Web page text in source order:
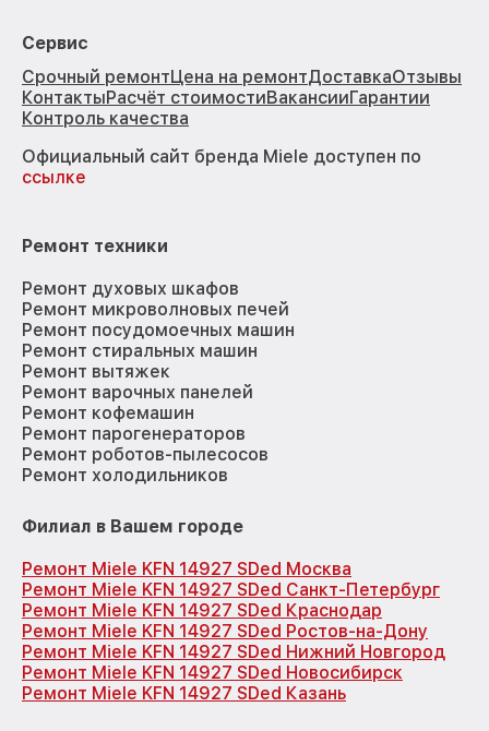
Сервис
Срочный ремонтЦена на ремонтДоставкаОтзывы
КонтактыРасчёт стоимостиВакансииГарантии
Контроль качества
Официальный сайт бренда Miele доступен по
ссылке
Ремонт техники
Ремонт духовых шкафов
Ремонт микроволновых печей
Ремонт посудомоечных машин
Ремонт стиральных машин
Ремонт вытяжек
Ремонт варочных панелей
Ремонт кофемашин
Ремонт парогенераторов
Ремонт роботов-пылесосов
Ремонт холодильников
Филиал в Вашем городе
Ремонт Miele KFN 14927 SDed Москва
Ремонт Miele KFN 14927 SDed Санкт-Петербург
Ремонт Miele KFN 14927 SDed Краснодар
Ремонт Miele KFN 14927 SDed Ростов-на-Дону
Ремонт Miele KFN 14927 SDed Нижний Новгород
Ремонт Miele KFN 14927 SDed Новосибирск
Ремонт Miele KFN 14927 SDed Казань